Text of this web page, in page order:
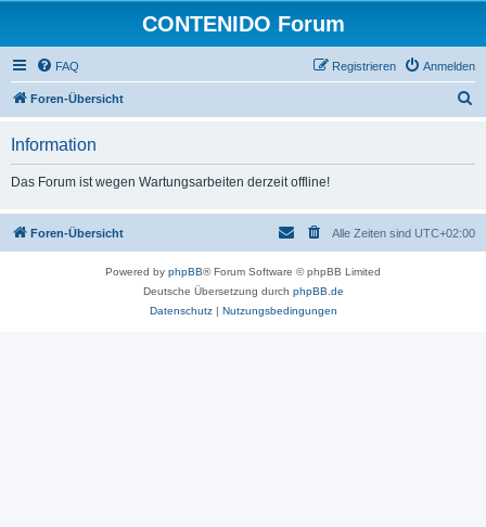
CONTENIDO Forum
FAQ Anmelden
Registrieren
Foren-Übersicht
Information
Das Forum ist wegen Wartungsarbeiten derzeit offline!
Foren-Übersicht Alle Zeiten sind UTC+02:00
Powered by phpBB® Forum Software © phpBB Limited
Deutsche Übersetzung durch phpBB.de
Datenschutz| Nutzungsbedingungen